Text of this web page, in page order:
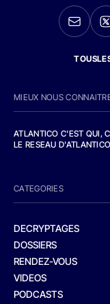
MIEUX NOUS
ATLANTICO C'EST QUI,
LE RESEAU D'ATLANTICO
CATEGORIES
DECRYPTAGES
DOSSIERS
RENDEZ-VOUS
VIDEOS
PODCASTS